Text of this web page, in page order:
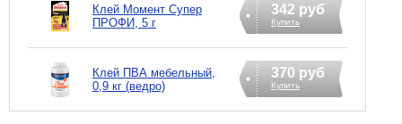
Клей Момент Супер
ПРОФИ, 5 г
342 руб
Купить
Клей ПВА мебельный,
0,9 кг (ведро)
370 руб
Купить